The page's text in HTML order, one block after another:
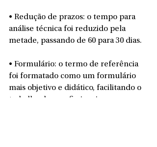
• Redução de prazos: o tempo para
análise técnica foi reduzido pela
metade, passando de 60 para 30 dias.
• Formulário: o termo de referência
foi formatado como um formulário
mais objetivo e didático, facilitando o
trabalho dos profissionais